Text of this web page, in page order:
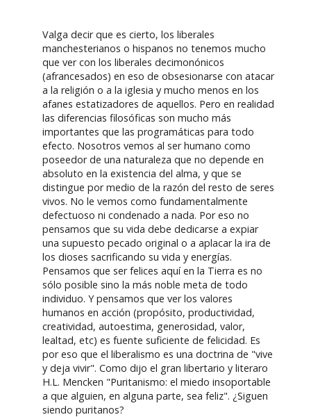
Valga decir que es cierto, los liberales
manchesterianos o hispanos no tenemos mucho
que ver con los liberales decimonónicos
(afrancesados) en eso de obsesionarse con atacar
a la religión o a la iglesia y mucho menos en los
afanes estatizadores de aquellos. Pero en realidad
las diferencias filosóficas son mucho más
importantes que las programáticas para todo
efecto. Nosotros vemos al ser humano como
poseedor de una naturaleza que no depende en
absoluto en la existencia del alma, y que se
distingue por medio de la razón del resto de seres
vivos. No le vemos como fundamentalmente
defectuoso ni condenado a nada. Por eso no
pensamos que su vida debe dedicarse a expiar
una supuesto pecado original o a aplacar la ira de
los dioses sacrificando su vida y energías.
Pensamos que ser felices aquí en la Tierra es no
sólo posible sino la más noble meta de todo
individuo. Y pensamos que ver los valores
humanos en acción (propósito, productividad,
creatividad, autoestima, generosidad, valor,
lealtad, etc) es fuente suficiente de felicidad. Es
por eso que el liberalismo es una doctrina de "vive
y deja vivir". Como dijo el gran libertario y literaro
H.L. Mencken "Puritanismo: el miedo insoportable
a que alguien, en alguna parte, sea feliz". ¿Siguen
siendo puritanos?